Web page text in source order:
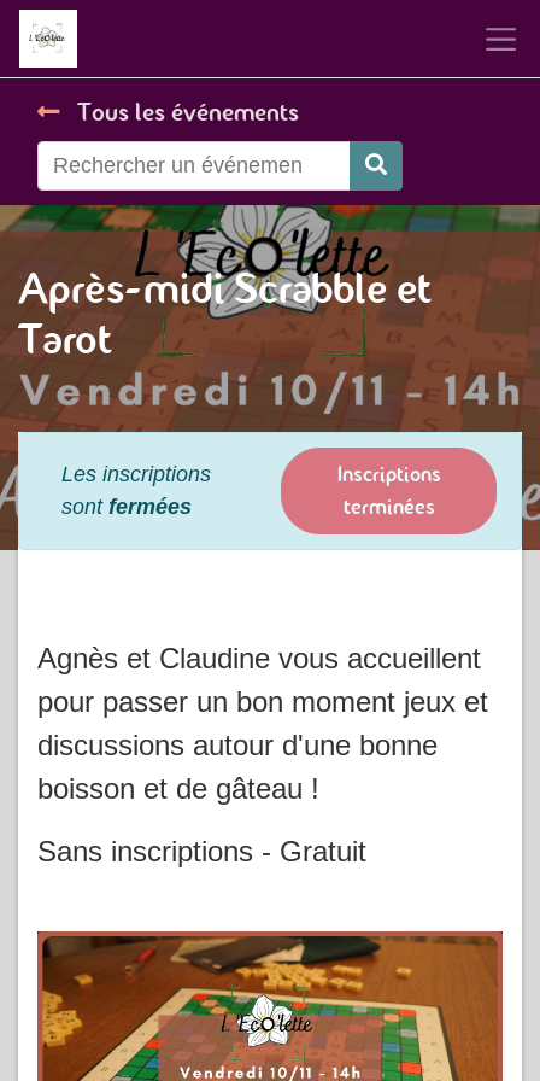
Tous les événements
Après-midi Scrabble et
Tarot
Les inscriptions
sont fermées
Inscriptions
terminées
Agnès et Claudine vous accueillent
pour passer un bon moment jeux et
discussions autour d'une bonne
boisson et de gâteau !
Sans inscriptions - Gratuit